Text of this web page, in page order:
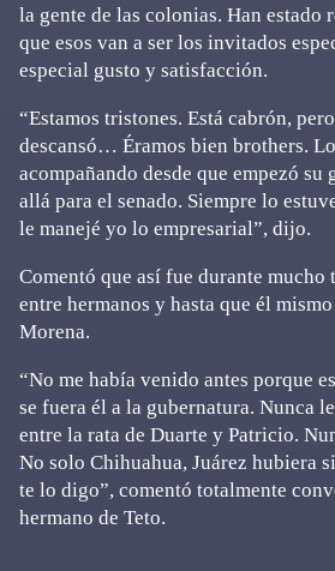
la gente de las colonias. Han estado
que esos van a ser los invitados
especial gusto y satisfacción.
“Estamos tristones. Está cabrón,
descansó… Éramos bien brothers.
acompañando desde que empezó
allá para el senado. Siempre lo
le manejé yo lo empresarial”, dijo.
Comentó que así fue durante
entre hermanos y hasta que él
Morena.
“No me había venido antes porque
se fuera él a la gubernatura. Nunca
entre la rata de Duarte y Patricio.
No solo Chihuahua, Juárez hubiera
te lo digo”, comentó totalmente
hermano de Teto.